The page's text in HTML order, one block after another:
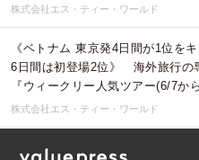
株式会社エス・ティー・ワールド
《ベトナム 東京発4日間が1位を
6日間は初登場2位》 海外旅行の
『ウィークリー人気ツアー(6/7か
株式会社エス・ティー・ワールド